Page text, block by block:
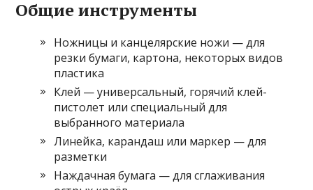
Общие инструменты
Ножницы и канцелярские ножи — для
резки бумаги, картона, некоторых видов
пластика
Клей — универсальный, горячий клей-
пистолет или специальный для
выбранного материала
Линейка, карандаш или маркер — для
разметки
Наждачная бумага — для сглаживания